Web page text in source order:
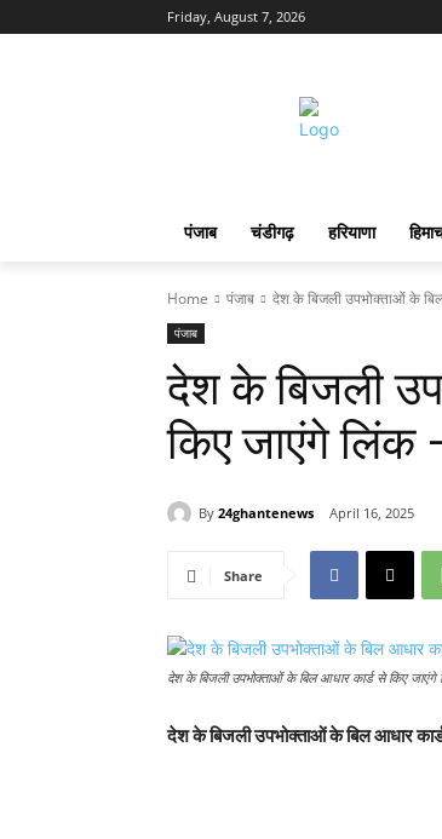
Friday, August 7, 2026
पंजाब चंडीगढ़ हरियाणा
Home पंजाब देश के बिजली उपभोक्ताओं के
पंजाब
देश के बिजली
किए जाएंगे लिंक
By 24ghantenews April 16, 2025
Share
देश के बिजली उपभोक्ताओं के बिल आधार कार्ड से किए जाएंगे
देश के बिजली उपभोक्ताओं के बिल आधार